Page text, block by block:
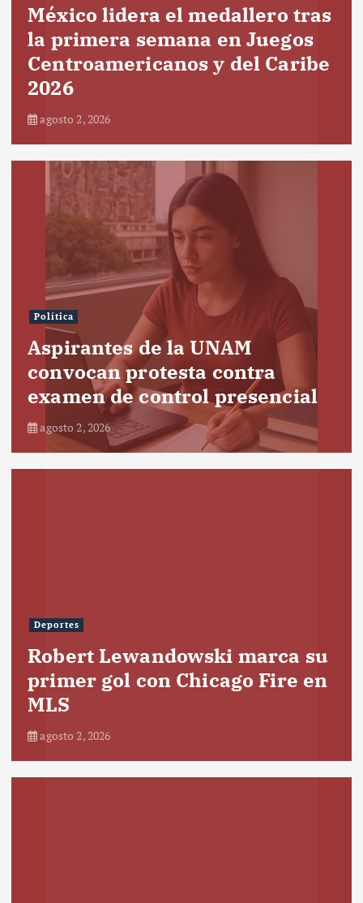
México lidera el medallero tras
la primera semana en Juegos
Centroamericanos y del Caribe
2026
agosto 2, 2026
Política
Aspirantes de la UNAM
convocan protesta contra
examen de control presencial
agosto 2, 2026
Deportes
Robert Lewandowski marca su
primer gol con Chicago Fire en
MLS
agosto 2, 2026